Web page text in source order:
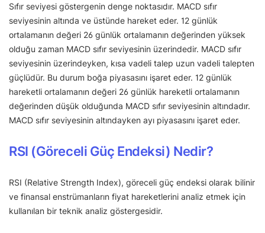
Sıfır seviyesi göstergenin denge noktasıdır. MACD sıfır
seviyesinin altında ve üstünde hareket eder. 12 günlük
ortalamanın değeri 26 günlük ortalamanın değerinden yüksek
olduğu zaman MACD sıfır seviyesinin üzerindedir. MACD sıfır
seviyesinin üzerindeyken, kısa vadeli talep uzun vadeli talepten
güçlüdür. Bu durum boğa piyasasını işaret eder. 12 günlük
hareketli ortalamanın değeri 26 günlük hareketli ortalamanın
değerinden düşük olduğunda MACD sıfır seviyesinin altındadır.
MACD sıfır seviyesinin altındayken ayı piyasasını işaret eder.
RSI (Göreceli Güç Endeksi) Nedir?
RSI (Relative Strength Index), göreceli güç endeksi olarak bilinir
ve finansal enstrümanların fiyat hareketlerini analiz etmek için
kullanılan bir teknik analiz göstergesidir.